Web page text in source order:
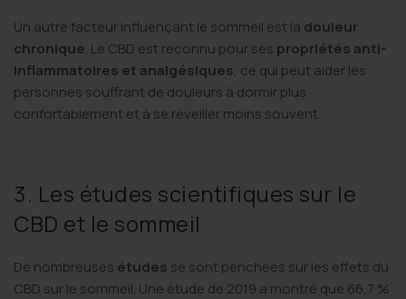
Un autre facteur influençant le sommeil est la douleur
chronique. Le CBD est reconnu pour ses propriétés anti-
inflammatoires et analgésiques, ce qui peut aider les
personnes souffrant de douleurs à dormir plus
confortablement et à se réveiller moins souvent.
3. Les études scientifiques sur le
CBD et le sommeil
De nombreuses études se sont penchées sur les effets du
CBD sur le sommeil. Une étude de 2019 a montré que 66,7 %